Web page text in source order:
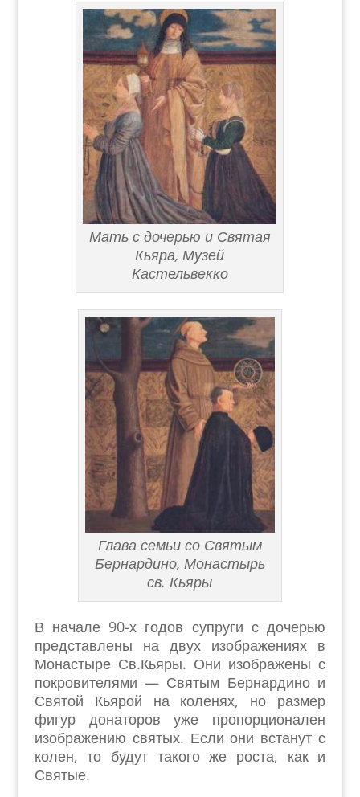
Мать с дочерью и Святая
Кьяра, Музей
Кастельвекко
Глава семьи со Святым
Бернардино, Монастырь
св. Кьяры
В начале 90-х годов супруги с дочерью
представлены на двух изображениях в
Монастыре Св.Кьяры. Они изображены с
покровителями — Святым Бернардино и
Святой Кьярой на коленях, но размер
фигур донаторов уже пропорционален
изображению святых. Если они встанут с
колен, то будут такого же роста, как и
Святые.